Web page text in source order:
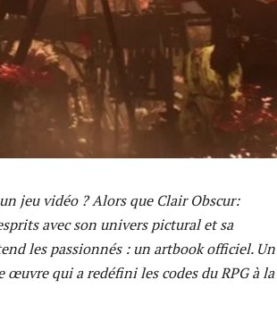
jeu vidéo ? Alors que Clair Obscur:
avec son univers pictural et sa
les passionnés : un artbook officiel. Un
qui a redéfini les codes du RPG à la